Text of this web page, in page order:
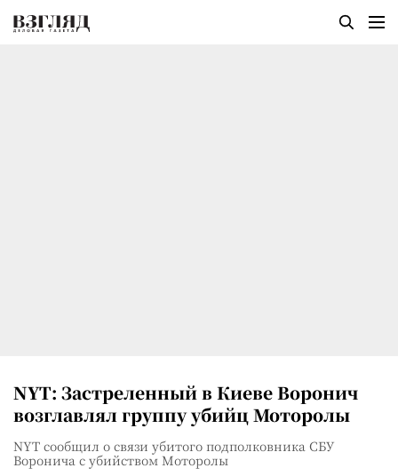
NYT: Застреленный в Киеве Воронич
возглавлял группу убийц Моторолы
NYT сообщил о связи убитого подполковника СБУ
Воронича с убийством Моторолы